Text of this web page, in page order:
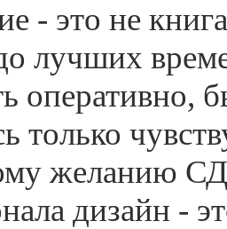
- это не
лучших
оперативно,
только
желанию
дизайн -